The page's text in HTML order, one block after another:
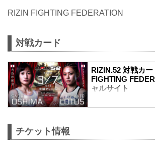
RIZIN FIGHTING FEDERATION
対戦カード
RIZIN.52 対戦カー
FIGHTING
ャルサイト
大島沙緒里 vs. ケイ
RIZIN MMAルール：
チケット情報